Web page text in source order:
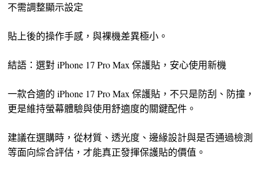
不需調整顯示設定
貼上後的操作手感，與裸機差異極小。
結語：選對 iPhone 17 Pro Max 保護貼，安心使用新機
一款合適的 iPhone 17 Pro Max 保護貼，不只是防刮、防撞，
更是維持螢幕體驗與使用舒適度的關鍵配件。
建議在選購時，從材質、透光度、邊緣設計與是否通過檢測
等面向綜合評估，才能真正發揮保護貼的價值。